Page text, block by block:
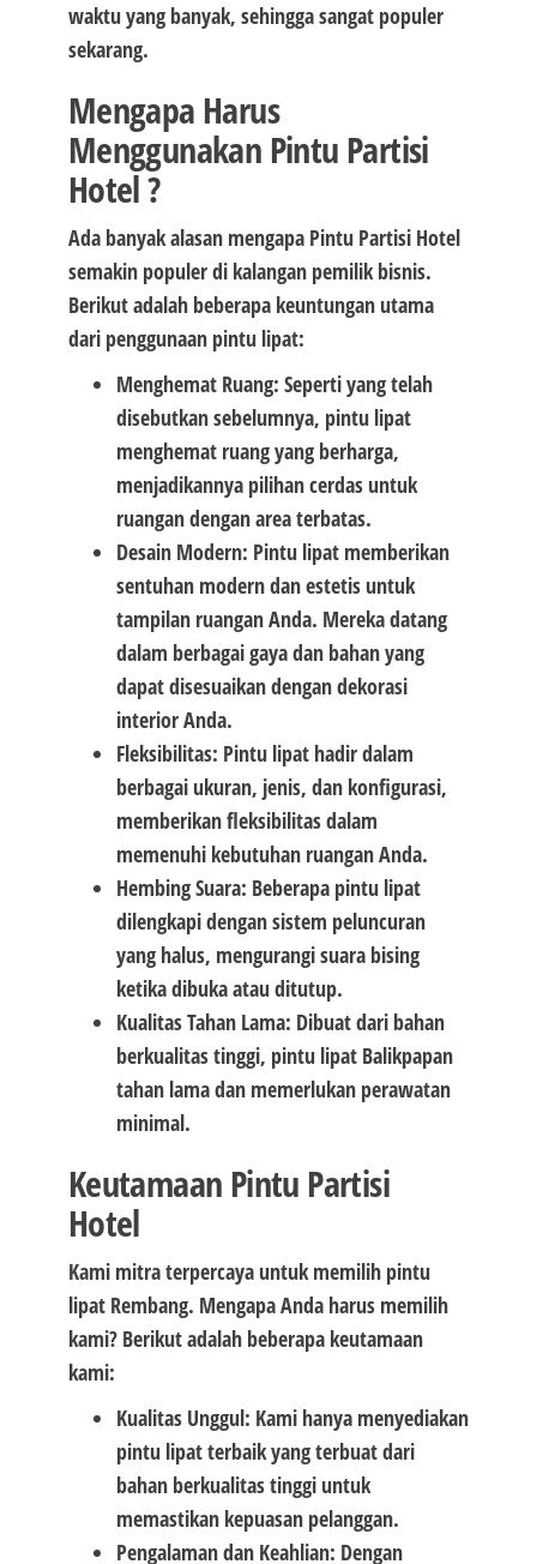
waktu yang banyak, sehingga sangat populer
sekarang.
Mengapa Harus
Menggunakan Pintu Partisi
Hotel ?
Ada banyak alasan mengapa Pintu Partisi Hotel
semakin populer di kalangan pemilik bisnis.
Berikut adalah beberapa keuntungan utama
dari penggunaan pintu lipat:
Menghemat Ruang: Seperti yang telah
disebutkan sebelumnya, pintu lipat
menghemat ruang yang berharga,
menjadikannya pilihan cerdas untuk
ruangan dengan area terbatas.
Desain Modern: Pintu lipat memberikan
sentuhan modern dan estetis untuk
tampilan ruangan Anda. Mereka datang
dalam berbagai gaya dan bahan yang
dapat disesuaikan dengan dekorasi
interior Anda.
Fleksibilitas: Pintu lipat hadir dalam
berbagai ukuran, jenis, dan konfigurasi,
memberikan fleksibilitas dalam
memenuhi kebutuhan ruangan Anda.
Hembing Suara: Beberapa pintu lipat
dilengkapi dengan sistem peluncuran
yang halus, mengurangi suara bising
ketika dibuka atau ditutup.
Kualitas Tahan Lama: Dibuat dari bahan
berkualitas tinggi, pintu lipat Balikpapan
tahan lama dan memerlukan perawatan
minimal.
Keutamaan Pintu Partisi
Hotel
Kami mitra terpercaya untuk memilih pintu
lipat Rembang. Mengapa Anda harus memilih
kami? Berikut adalah beberapa keutamaan
kami:
Kualitas Unggul: Kami hanya menyediakan
pintu lipat terbaik yang terbuat dari
bahan berkualitas tinggi untuk
memastikan kepuasan pelanggan.
Pengalaman dan Keahlian: Dengan